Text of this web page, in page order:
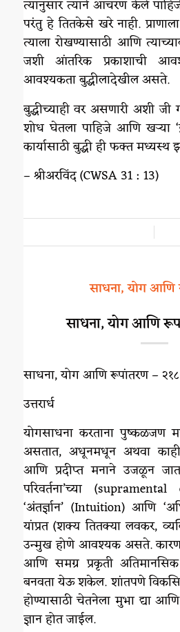
त्यानुसार त्याने आचरण केले
परंतु हे तितकेसे खरे नाही.
त्याला रोखण्यासाठी आणि
जशी आंतरिक प्रकाशाची
आवश्यकता बुद्धीलादेखील असते.
बुद्धीच्याही वर असणारी अशी जी
शोध घेतला पाहिजे आणि खऱ्या
कार्यासाठी बुद्धी ही फक्त मध्यस्थ
– श्रीअरविंद (CWSA 31 : 13)
साधना, योग आणि
साधना, योग आणि
साधना, योग आणि रूपांतरण – २१८
उत्तरार्ध
योगसाधना करताना पुष्कळजण
असतात, अधूनमधून अथवा
आणि प्रदीप्त मनाने उजळून
परिवर्तना’च्या
‘अंतर्ज्ञान’ (Intuition) आणि
यांप्रत (शक्य तितक्या लवकर,
उन्मुख होणे आवश्यक असते. कारण
आणि समग्र प्रकृती अतिमानसिक
बनवता येऊ शकेल. शांतपणे
होण्यासाठी चेतनेला मुभा द्या
ज्ञान होत जाईल.